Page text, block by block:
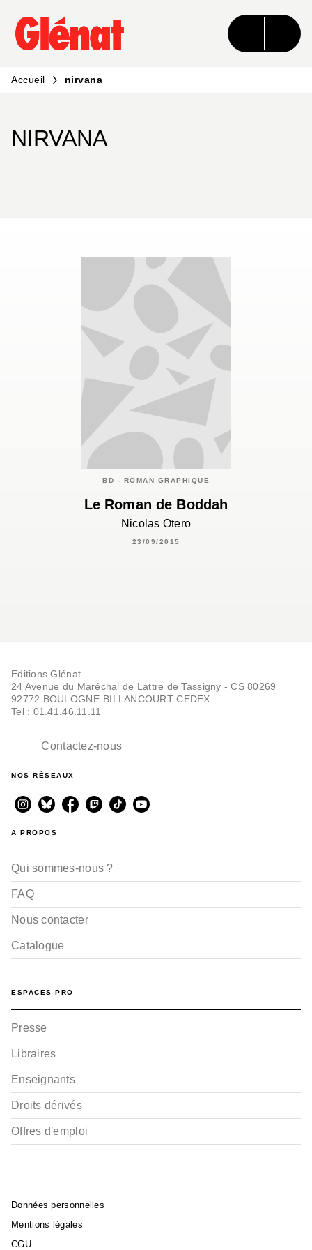
MENU RECHERCHE CONTENU
PIED DE PAGE
Accueil nirvana
NIRVANA
BD - ROMAN GRAPHIQUE
Le Roman de Boddah
Nicolas Otero
23/09/2015
Editions Glénat
24 Avenue du Maréchal de Lattre de Tassigny - CS 80269
92772 BOULOGNE-BILLANCOURT CEDEX
Tel : 01.41.46.11.11
Contactez-nous
NOS RÉSEAUX
A PROPOS
Qui sommes-nous ?
FAQ
Nous contacter
Catalogue
ESPACES PRO
Presse
Libraires
Enseignants
Droits dérivés
Offres d'emploi
Données personnelles
Mentions légales
CGU